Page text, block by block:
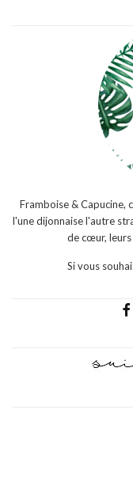
Framboise & Capucine,
l'une dijonnaise l'autre
de cœur, leurs
Si vous